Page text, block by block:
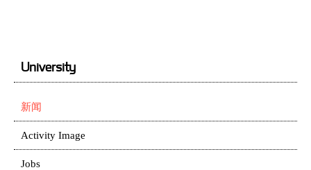
University
新闻
Activity Image
Jobs